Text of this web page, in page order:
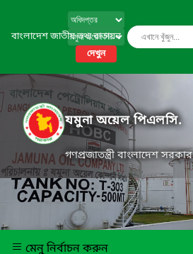
বাংলাদেশ জাতীয় তথ্য বাতায়ন
দেখুন
যমুনা অয়েল পিএলসি.
গণপ্রজাতন্ত্রী বাংলাদেশ সরকার
মেনু নির্বাচন করুন